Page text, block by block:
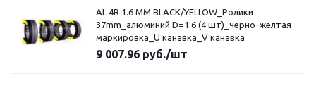
AL 4R 1.6 MM BLACK/YELLOW_Ролики
37mm_алюминий D=1.6 (4 шт)_черно-желтая
маркировка_U канавка_V канавка
9 007.96 руб./шт